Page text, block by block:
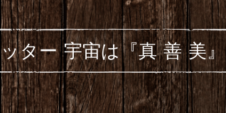
ター 宇宙は『真 善 美』